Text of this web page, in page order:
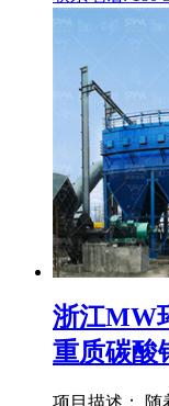
浙江MW
重质碳酸
项目描述： 随